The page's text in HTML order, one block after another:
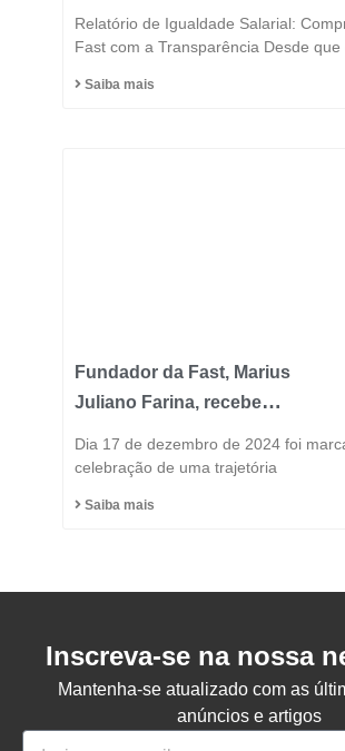
Relatório de Igualdade Salarial:
Fast com a Transparência Desde que
Saiba mais
Fundador da Fast, Marius
Juliano Farina, recebe
Honorário do Município
Dia 17 de dezembro de 2024 foi
celebração de uma trajetória
Saiba mais
Inscreva-se na nossa
Mantenha-se atualizado com as
anúncios e artigos